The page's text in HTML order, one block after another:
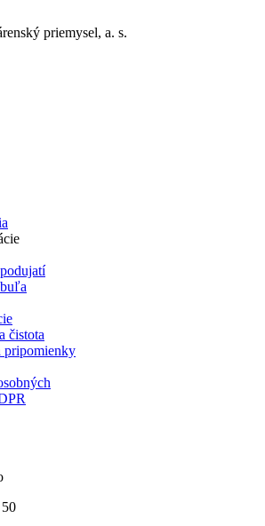
priemysel, a. s.
čistota
pripomienky